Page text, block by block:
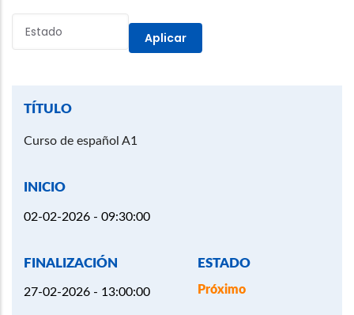
Curso de español A1
02-02-2026 - 09:30:00
27-02-2026 - 13:00:00 Próximo